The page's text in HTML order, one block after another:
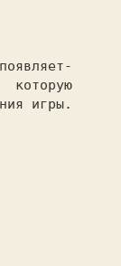
которую
игры.